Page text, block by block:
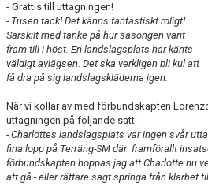
KLÄDKOLLEKTION
STATISTIK
TRÄNARE
LÄNKAR
BLODOMLOPPET
- Grattis till uttagningen!
- Tusen tack! Det känns fantastiskt roligt!
Särskilt med tanke på hur säsongen varit
fram till i höst. En landslagsplats har känts
väldigt avlägsen. Det ska verkligen bli kul att
få dra på sig landslagskläderna igen.
När vi kollar av med förbundskapten
uttagningen på följande sätt:
- Charlottes landslagsplats var ingen svår
fina lopp på Terräng-SM där framförallt
förbundskapten hoppas jag att Charlotte nu
att gå - eller rättare sagt springa från klarhet